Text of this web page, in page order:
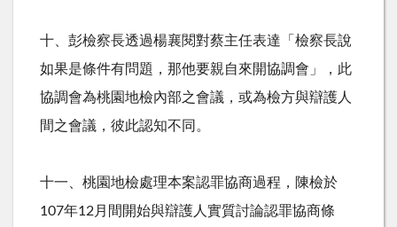
十、彭檢察長透過楊襄閱對蔡主任表達「檢察長說
如果是條件有問題，那他要親自來開協調會」，此
協調會為桃園地檢內部之會議，或為檢方與辯護人
間之會議，彼此認知不同。
十一、桃園地檢處理本案認罪協商過程，陳檢於
107年12 月間開始與辯護人實質討論認罪協商條